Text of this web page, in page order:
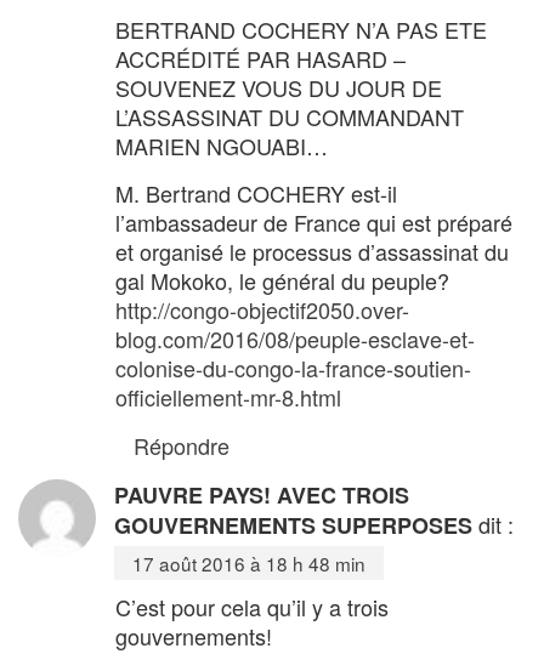
BERTRAND COCHERY N’A PAS ETE
ACCRÉDITÉ PAR HASARD –
SOUVENEZ VOUS DU JOUR DE
L’ASSASSINAT DU COMMANDANT
MARIEN NGOUABI…
M. Bertrand COCHERY est-il
l’ambassadeur de France qui est préparé
et organisé le processus d’assassinat du
gal Mokoko, le général du peuple?
http://congo-objectif2050.over-
blog.com/2016/08/peuple-esclave-et-
colonise-du-congo-la-france-soutien-
officiellement-mr-8.html
Répondre
PAUVRE PAYS! AVEC TROIS
GOUVERNEMENTS SUPERPOSESdit :
17 août 2016 à 18 h 48 min
C’est pour cela qu’il y a trois
gouvernements!